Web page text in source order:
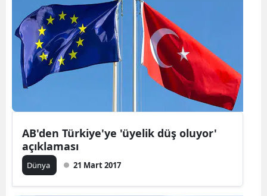
AB'den Türkiye'ye 'üyelik düş oluyor'
açıklaması
Dünya 21 Mart 2017